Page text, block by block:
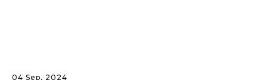
04 Sep, 2024